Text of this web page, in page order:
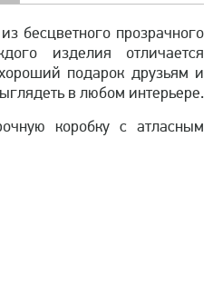
бесцветного прозрачного
изделия отличается
подарок друзьям и
в любом интерьере.
коробку с атласным